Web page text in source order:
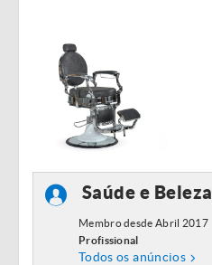
Saúde e Beleza
Membro desde Abril 2017
Profissional
Todos os anúncios